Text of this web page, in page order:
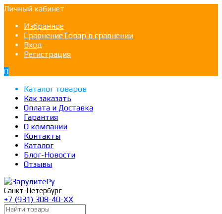
Личный кабинет
Избранное
СравнениеТовар в сравнении
Вход
Регистрация
0
Каталог товаров
Как заказать
Оплата и Доставка
Гарантия
О компании
Контакты
Каталог
Блог-Новости
Отзывы
Санкт-Петербург
+7 (931) 308-40-ХХ